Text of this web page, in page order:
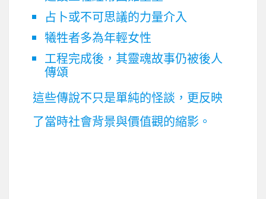
占卜或不可思議的力量介入
犧牲者多為年輕女性
工程完成後，其靈魂故事仍被後人
傳頌
這些傳說不只是單純的怪談，更反映
了當時社會背景與價值觀的縮影。